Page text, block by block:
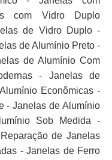
com Vidro Duplo
de Vidro Duplo -
de Alumínio Preto -
de Alumínio Com
- Janelas de
Econômicas -
- Janelas de Alumínio
Sob Medida -
de Janelas
- Janelas de Ferro